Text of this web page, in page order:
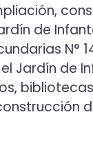
de
N°
Jardín de